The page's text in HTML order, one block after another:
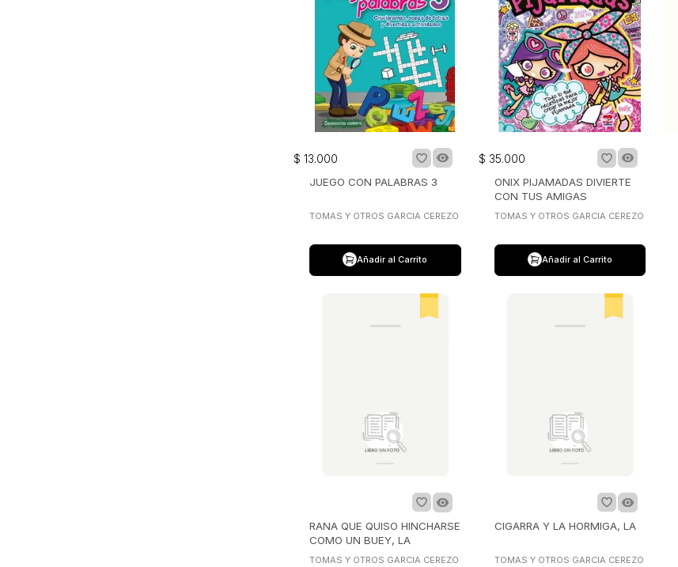
$ 13.000
JUEGO CON PALABRAS 3
TOMAS Y OTROS GARCIA CEREZO
Añadir al Carrito
$ 35.000
ONIX PIJAMADAS DIVIERTE
CON TUS AMIGAS
TOMAS Y OTROS GARCIA CEREZO
Añadir al Carrito
RANA QUE QUISO HINCHARSE
COMO UN BUEY, LA
TOMAS Y OTROS GARCIA CEREZO
CIGARRA Y LA HORMIGA, LA
TOMAS Y OTROS GARCIA CEREZO